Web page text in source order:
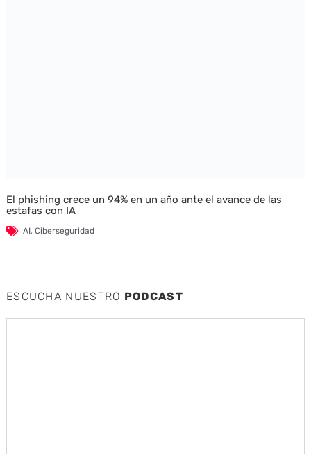
El phishing crece un 94% en un año ante el avance de las
estafas con IA
AI, Ciberseguridad
ESCUCHA NUESTRO PODCAST